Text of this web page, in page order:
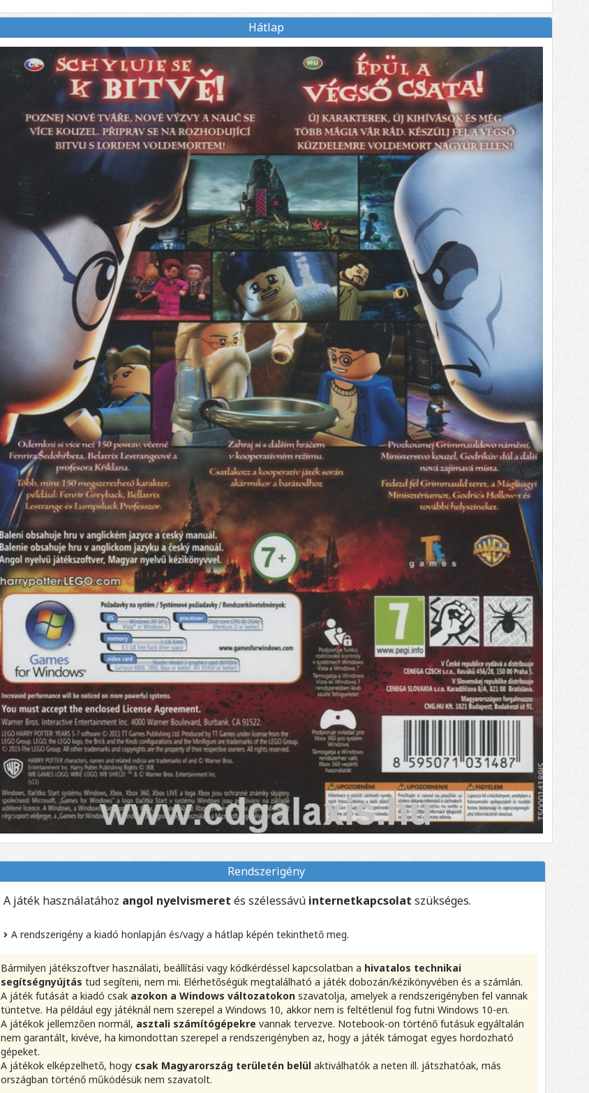
Hátlap
Rendszerigény
A játék használatához angol nyelvismeret és szélessávú internetkapcsolat szükséges.
A rendszerigény a kiadó honlapján és/vagy a hátlap képén tekinthető meg.
Bármilyen játékszoftver használati, beállítási vagy kódkérdéssel kapcsolatban a hivatalos technikai
segítségnyújtás tud segíteni, nem mi. Elérhetőségük megtalálható a játék dobozán/kézikönyvében és a számlán.
A játék futását a kiadó csak azokon a Windows változatokon szavatolja, amelyek a rendszerigényben fel vannak
tüntetve. Ha például egy játéknál nem szerepel a Windows 10, akkor nem is feltétlenül fog futni Windows 10-en.
A játékok jellemzően normál, asztali számítógépekre vannak tervezve. Notebook-on történő futásuk egyáltalán
nem garantált, kivéve, ha kimondottan szerepel a rendszerigényben az, hogy a játék támogat egyes hordozható
gépeket.
A játékok elképzelhető, hogy csak Magyarország területén belül aktiválhatók a neten ill. játszhatóak, más
országban történő működésük nem szavatolt.